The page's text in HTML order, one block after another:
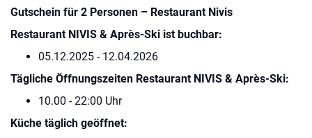
Gutschein für 2 Personen – Restaurant Nivis
Restaurant NIVIS & Après-Ski ist buchbar:
05.12.2025 - 12.04.2026
Tägliche Öffnungszeiten Restaurant NIVIS & Après-Ski:
10.00 - 22:00 Uhr
Küche täglich geöffnet: